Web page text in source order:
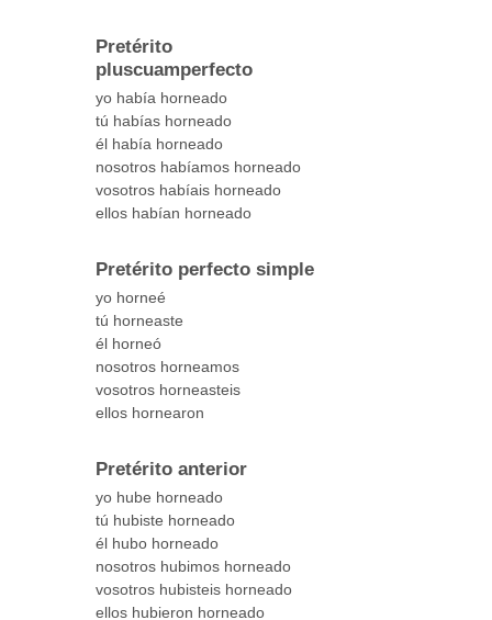
Pretérito
pluscuamperfecto
yo había horneado
tú habías horneado
él había horneado
nosotros habíamos horneado
vosotros habíais horneado
ellos habían horneado
Pretérito perfecto simple
yo horneé
tú horneaste
él horneó
nosotros horneamos
vosotros horneasteis
ellos hornearon
Pretérito anterior
yo hube horneado
tú hubiste horneado
él hubo horneado
nosotros hubimos horneado
vosotros hubisteis horneado
ellos hubieron horneado